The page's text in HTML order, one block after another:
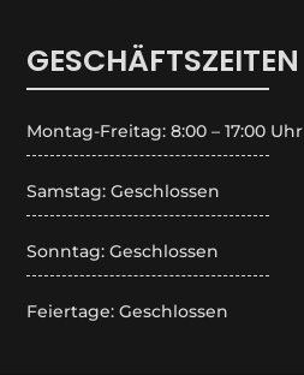
GESCHÄFTSZEITEN
Montag-Freitag: 8:00 – 17:00 Uhr
Samstag: Geschlossen
Sonntag: Geschlossen
Feiertage: Geschlossen